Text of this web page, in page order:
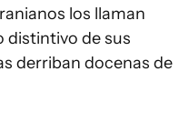
los llaman
distintivo de sus
derriban docenas de